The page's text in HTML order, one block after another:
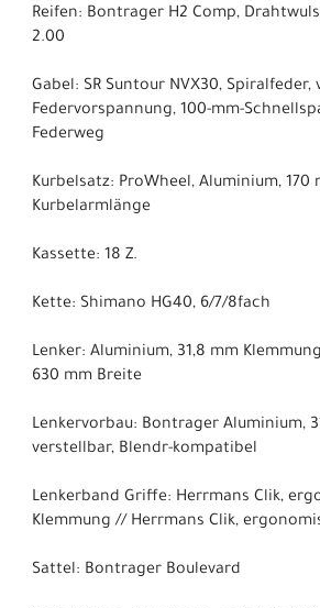
Reifen: Bontrager H2 Comp,
2.00
Gabel: SR Suntour NVX30,
Federvorspannung, 100-mm-
Federweg
Kurbelsatz: ProWheel, Aluminium, 170
Kurbelarmlänge
Kassette: 18 Z.
Kette: Shimano HG40, 6/7/8fach
Lenker: Aluminium, 31,8 mm
630 mm Breite
Lenkervorbau: Bontrager Aluminium,
verstellbar, Blendr-kompatibel
Lenkerband Griffe: Herrmans Clik,
Klemmung // Herrmans Clik,
Sattel: Bontrager Boulevard